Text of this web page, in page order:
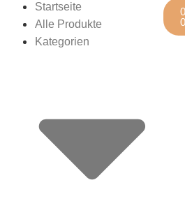
Startseite
Alle Produkte
Kategorien
0